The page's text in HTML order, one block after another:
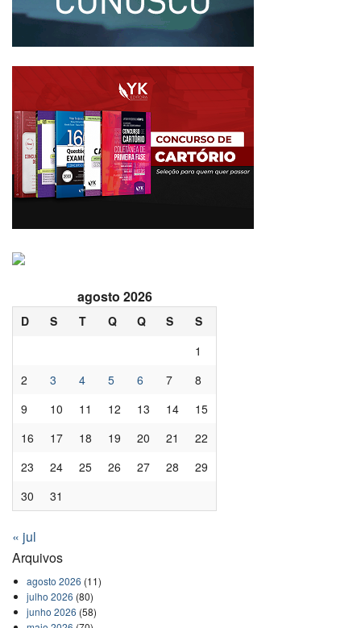
agosto 2026
D S T Q Q S
S
1
2
3 4 5 6 7
8
9
10 11 12 13 14
15
16
17 18 19 20 21
22
23
24 25 26 27 28
29
30
31
« jul
Arquivos
agosto 2026 (11)
julho 2026 (80)
junho 2026 (58)